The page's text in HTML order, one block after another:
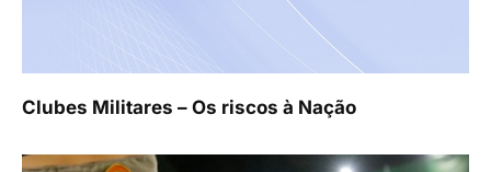
Clubes Militares – Os riscos à Nação